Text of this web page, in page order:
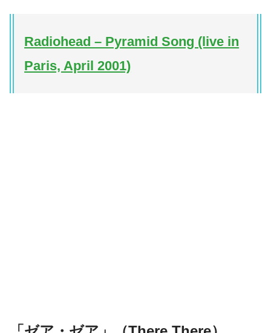
Radiohead – Pyramid Song (live in
Paris, April 2001)